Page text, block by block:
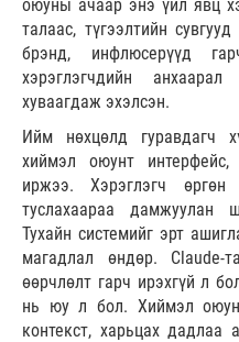
оюуны ачаар энэ үйл явц
талаас, түгээлтийн
брэнд, инфлюсерүүд
хэрэглэгчдийн
хуваагдаж эхэлсэн.
Ийм нөхцөлд гуравдагч
хиймэл оюунт
иржээ. Хэрэглэгч
туслахаараа дамжуулан
Тухайн системийг эрт
магадлал өндөр. Claude-
өөрчлөлт гарч ирэхгүй л
нь юу л бол. Хиймэл
контекст, харьцах дадлаа